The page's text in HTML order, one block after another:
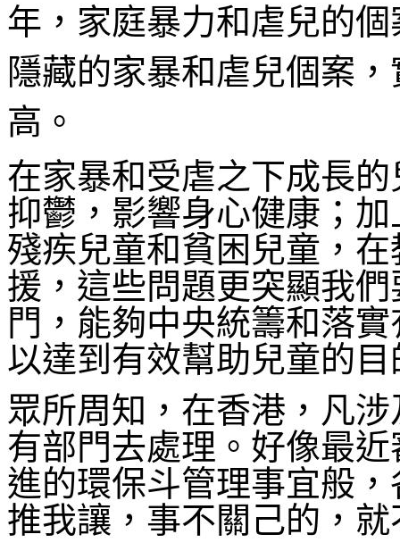
年，家庭暴力和虐兒的
隱藏的家暴和虐兒個案
高。
在家暴和受虐之下成長
抑鬱，影響身心健康；
殘疾兒童和貧困兒童，
援，這些問題更突顯我
門，能夠中央統籌和落
以達到有效幫助兒童的目
眾所周知，在香港，凡
有部門去處理。好像最
進的環保斗管理事宜般
推我讓，事不關己的，